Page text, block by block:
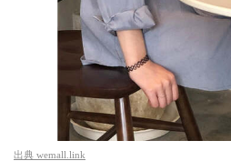
出典 wemall.link